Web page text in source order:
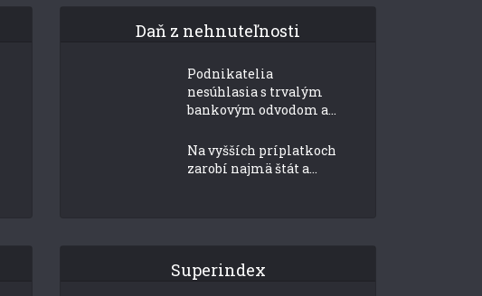
Daň z nehnuteľnosti
Podnikatelia
nesúhlasia s trvalým
bankovým odvodom a...
Na vyšších príplatkoch
zarobí najmä štát a...
Superindex